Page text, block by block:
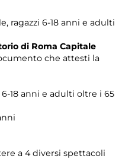
ragazzi 6-18 anni e adulti
di Roma Capitale
che attesti la
18 anni e adulti oltre i 65
a 4 diversi spettacoli